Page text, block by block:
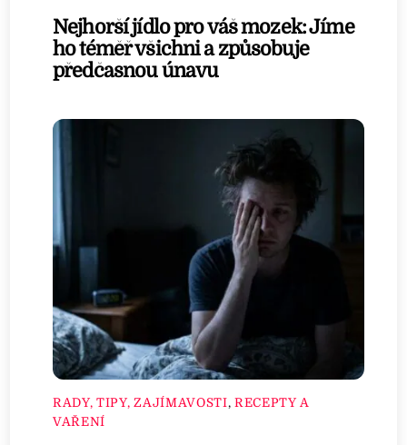
Nejhorší jídlo pro váš mozek: Jíme
ho téměř všichni a způsobuje
předčasnou únavu
RADY, TIPY, ZAJÍMAVOSTI, RECEPTY A
VAŘENÍ